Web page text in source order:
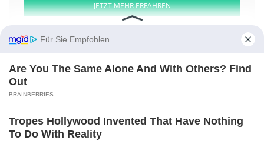
JETZT MEHR ERFAHREN
Aktien ATX DAX EuroStoxx 50 Dow Jones NASDAQ 100 Nikkei 225
PROGRIT Veji Holdings
TopRight Nordic AB Cons of 4 Sh + 8 Wt
Canada Jetlines Operations
Für Sie Empfohlen
Are You The Same Alone And With Others? Find
Out
BRAINBERRIES
Tropes Hollywood Invented That Have Nothing
To Do With Reality